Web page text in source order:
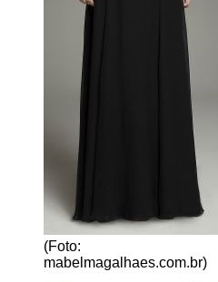
(Foto:
mabelmagalhaes.com.br)